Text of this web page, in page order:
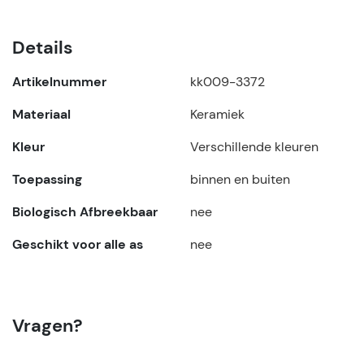
Details
Artikelnummer
kk009-3372
Materiaal
Keramiek
Kleur
Verschillende kleuren
Toepassing
binnen en buiten
Biologisch Afbreekbaar
nee
Geschikt voor alle as
nee
Vragen?